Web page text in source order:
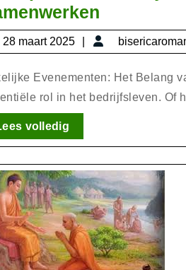
Impact
van
Zakelijke
en
28 maart 2025
28
maart
2025
Evenementen: Het Belang
rol in het bedrijfsleven. Of
volledigLees
volledig